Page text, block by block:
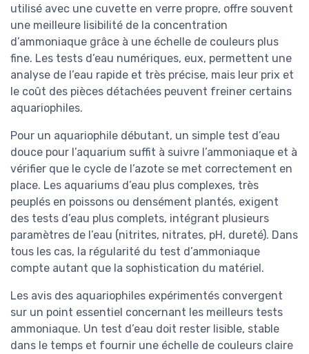
utilisé avec une cuvette en verre propre, offre souvent
une meilleure lisibilité de la concentration
d’ammoniaque grâce à une échelle de couleurs plus
fine. Les tests d’eau numériques, eux, permettent une
analyse de l’eau rapide et très précise, mais leur prix et
le coût des pièces détachées peuvent freiner certains
aquariophiles.
Pour un aquariophile débutant, un simple test d’eau
douce pour l’aquarium suffit à suivre l’ammoniaque et à
vérifier que le cycle de l’azote se met correctement en
place. Les aquariums d’eau plus complexes, très
peuplés en poissons ou densément plantés, exigent
des tests d’eau plus complets, intégrant plusieurs
paramètres de l’eau (nitrites, nitrates, pH, dureté). Dans
tous les cas, la régularité du test d’ammoniaque
compte autant que la sophistication du matériel.
Les avis des aquariophiles expérimentés convergent
sur un point essentiel concernant les meilleurs tests
ammoniaque. Un test d’eau doit rester lisible, stable
dans le temps et fournir une échelle de couleurs claire